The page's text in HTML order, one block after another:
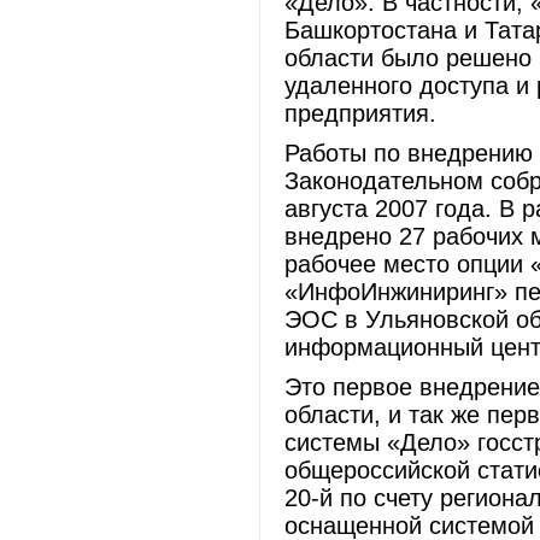
Башкортостана и
области было решено
удаленного доступа
предприятия.
Работы по внедрению
Законодательном
августа 2007 года. В
внедрено 27 рабочих
рабочее место опции
«ИнфоИнжиниринг»
ЭОС в Ульяновской
информационный
Это первое
области, и так же
системы «Дело»
общероссийской
20-й по счету
оснащенной системой